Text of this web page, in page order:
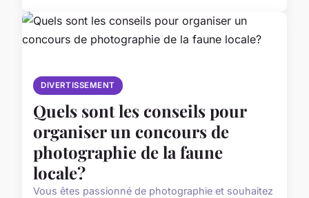
DIVERTISSEMENT
Quels sont les conseils pour
organiser un concours de
photographie de la faune
locale?
Vous êtes passionné de photographie et souhaitez